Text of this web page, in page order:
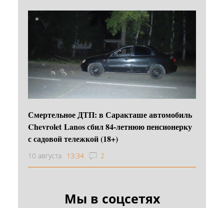
Смертельное ДТП: в Саракташе автомобиль
Chevrolet Lanos сбил 84-летнюю пенсионерку
с садовой тележкой (18+)
10 августа 13:34 2
Мы в соцсетях